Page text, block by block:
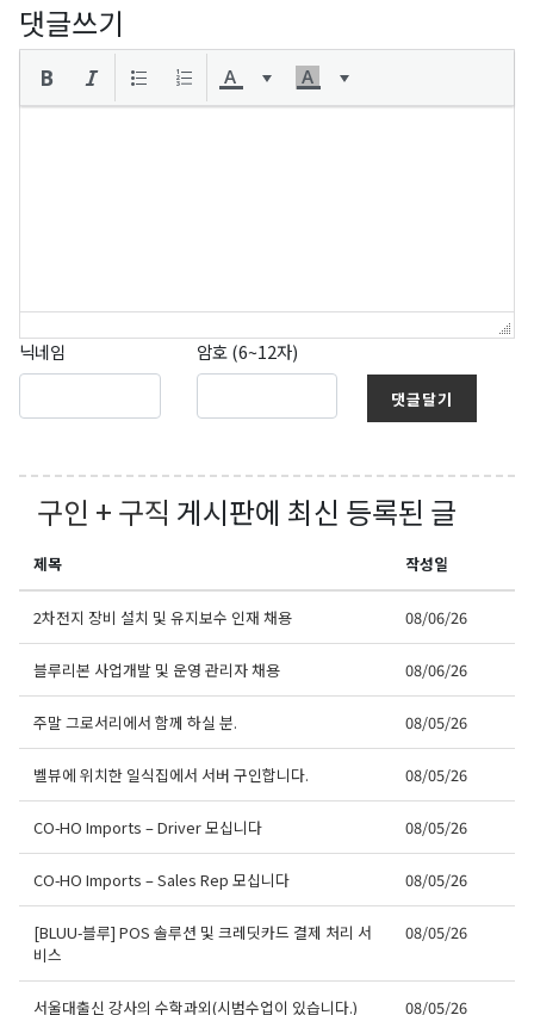
댓글쓰기
닉네임 암호 (6~12자)
댓글달기
구인 + 구직 게시판에 최신 등록된 글
제목 작성일
2차전지 장비 설치 및 유지보수 인재 채용 08/06/26
블루리본 사업개발 및 운영 관리자 채용 08/06/26
주말 그로서리에서 함께 하실 분. 08/05/26
벨뷰에 위치한 일식집에서 서버 구인합니다. 08/05/26
CO-HO Imports – Driver 모십니다 08/05/26
CO-HO Imports – Sales Rep 모십니다 08/05/26
[BLUU-블루] POS 솔루션 및 크레딧카드 결제 처리 서
비스
08/05/26
서울대출신 강사의 수학과외(시범수업이 있습니다.) 08/05/26